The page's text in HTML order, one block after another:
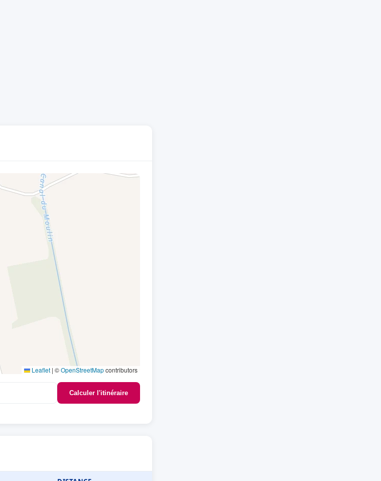
Leaflet | ©OpenStreetMapcontributors
Calculer l'itinéraire